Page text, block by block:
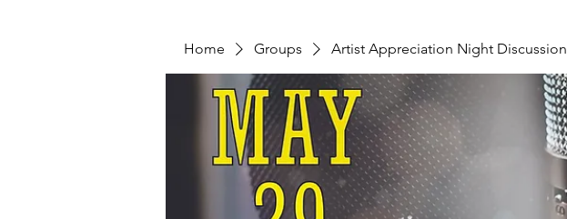
Home Groups Artist Appreciation Night Discussion